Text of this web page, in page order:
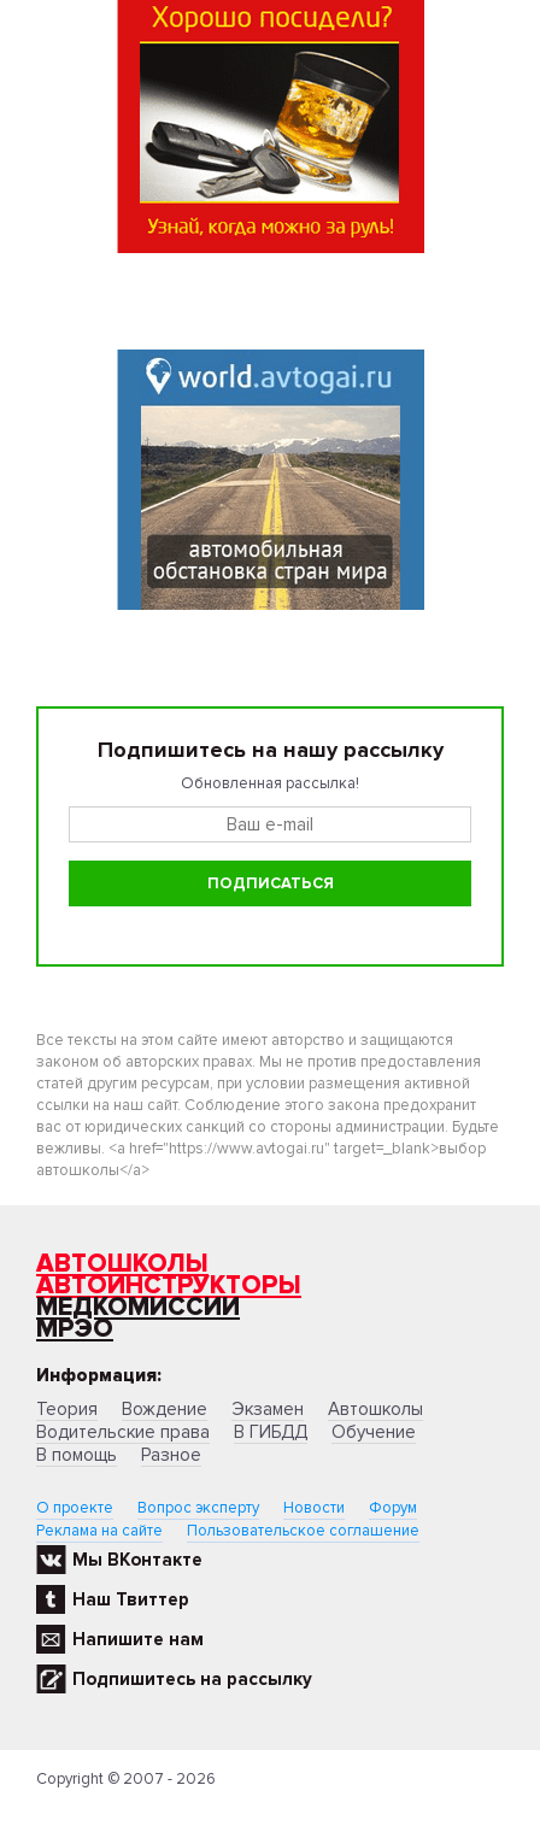
Подпишитесь на нашу рассылку
Обновленная рассылка!
Все тексты на этом сайте имеют авторство и защищаются
законом об авторских правах. Мы не против предоставления
статей другим ресурсам, при условии размещения активной
ссылки на наш сайт. Соблюдение этого закона предохранит
вас от юридических санкций со стороны администрации. Будьте
вежливы. <a href="https://www.avtogai.ru" target=_blank>выбор
автошколы</a>
АВТОШКОЛЫ
АВТОИНСТРУКТОРЫ
МЕДКОМИССИИ
МРЭО
Информация:
Теория
Вождение Экзамен
Автошколы
Водительские права
В ГИБДД
Обучение
В помощь
Разное
О проекте Вопрос эксперту Новости
Форум
Реклама на сайте
Пользовательское соглашение
Мы ВКонтакте
Наш Твиттер
Напишите нам
Подпишитесь на рассылку
Copyright © 2007 - 2026